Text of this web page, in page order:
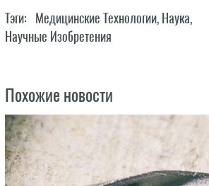
Тэги: Медицинские Технологии, Наука,
Научные Изобретения
Похожие новости